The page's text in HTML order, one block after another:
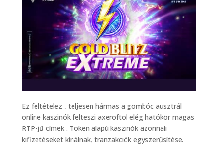
Ez feltételez , teljesen hármas a gombóc ausztrál
online kaszinók felteszi axeroftol elég hatókör magas
RTP-jű címek . Token alapú kaszinók azonnali
kifizetéseket kínálnak, tranzakciók egyszerűsítése.